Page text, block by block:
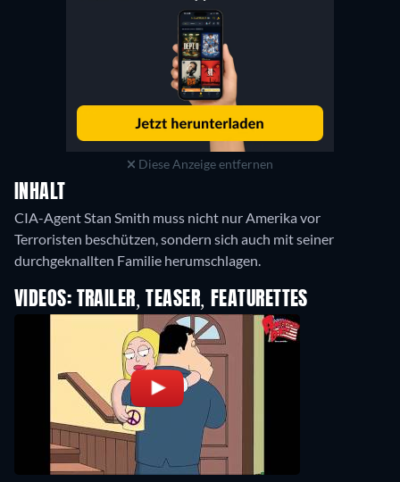
Diese Anzeige entfernen
INHALT
CIA-Agent Stan Smith muss nicht nur Amerika vor
Terroristen beschützen, sondern sich auch mit seiner
VIDEOS: TRAILER, TEASER, FEATURETTES